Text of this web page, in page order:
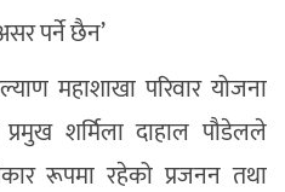
पर्ने छैन’
महाशाखा परिवार योजना
शर्मिला दाहाल पौडेलले
रूपमा रहेको प्रजनन तथा